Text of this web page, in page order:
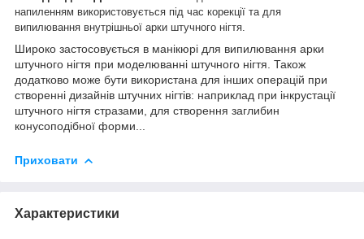
напиленням використовується під час корекції та для
випилювання внутрішньої арки штучного нігтя.
Широко застосовується в манікюрі для випилювання арки
штучного нігтя при моделюванні штучного нігтя. Також
додатково може бути використана для інших операцій при
створенні дизайнів штучних нігтів: наприклад при інкрустації
штучного нігтя стразами, для створення заглибин
конусоподібної форми...
Приховати
Характеристики